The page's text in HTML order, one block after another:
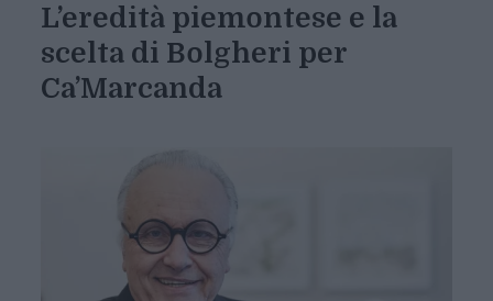
L’eredità piemontese e la
scelta di Bolgheri per
Ca’Marcanda